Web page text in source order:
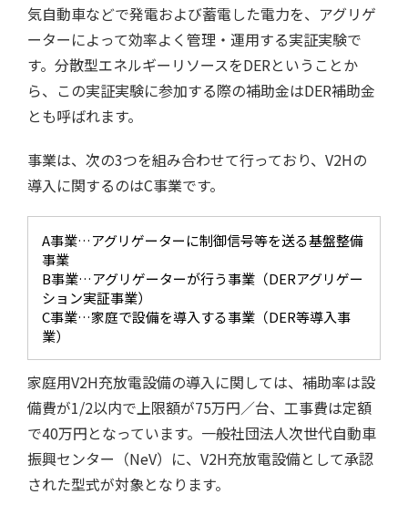
気自動車などで発電および蓄電した電力を、アグリゲ
ーターによって効率よく管理・運用する実証実験で
す。分散型エネルギーリソースをDERということか
ら、この実証実験に参加する際の補助金はDER補助金
とも呼ばれます。
事業は、次の3つを組み合わせて行っており、V2Hの
導入に関するのはC事業です。
A事業…アグリゲーターに制御信号等を送る基盤整備
事業
B事業…アグリゲーターが行う事業（DERアグリゲー
ション実証事業）
C事業…家庭で設備を導入する事業（DER等導入事
業）
家庭用V2H充放電設備の導入に関しては、補助率は設
備費が1/2以内で上限額が75万円／台、工事費は定額
で40万円となっています。一般社団法人次世代自動車
振興センター（NeV）に、V2H充放電設備として承認
された型式が対象となります。